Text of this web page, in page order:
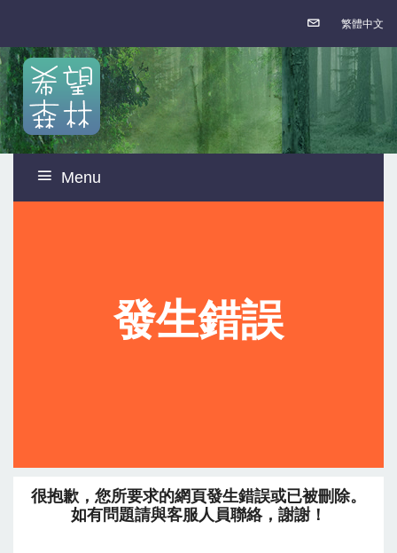
繁體中文
Menu
發生錯誤
很抱歉，您所要求的網頁發生錯誤或已被刪除。
如有問題請與客服人員聯絡，謝謝！